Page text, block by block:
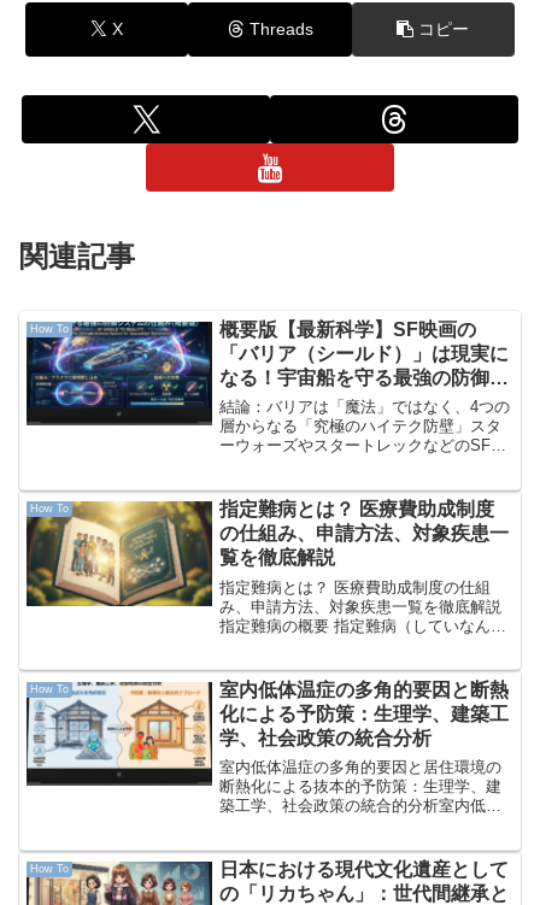
X Threads コピー
関連記事
How To
概要版【最新科学】SF映画の
「バリア（シールド）」は現実に
なる！宇宙船を守る最強の防御シ
ステムの仕組み
結論：バリアは「魔法」ではなく、4つの
層からなる「究極のハイテク防壁」スタ
ーウォーズやスタートレックなどのSF映
ド）」。これまでは単なる空想の産物だ
と思われてきましたが、最...
How To
指定難病とは？ 医療費助成制度
の仕組み、申請方法、対象疾患一
覧を徹底解説
指定難病とは？ 医療費助成制度の仕組
み、申請方法、対象疾患一覧を徹底解説
指定難病の概要 指定難病（していなんび
づき、国（厚生労働大臣）が指定した特
定の疾患群のことです。...
How To
室内低体温症の多角的要因と断熱
化による予防策：生理学、建築工
学、社会政策の統合分析
室内低体温症の多角的要因と居住環境の
断熱化による抜本的予防策：生理学、建
築工学、社会政策の統合的分析室内低体
限環境下での偶発的な事象として想起さ
れがちであるが、日本国内...
How To
日本における現代文化遺産として
の「リカちゃん」：世代間継承と